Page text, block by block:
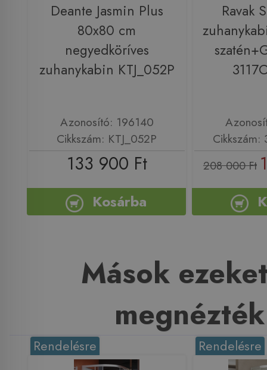
Deante Jasmin Plus
80x80 cm
negyedköríves
zuhanykabin KTJ_052P
Azonosító: 196140
Cikkszám: KTJ_052P
133 900 Ft
Kosárba
Ravak
Cikkszám:
208 000 Ft
Mások
megnézték
Rendelésre Rendelésre